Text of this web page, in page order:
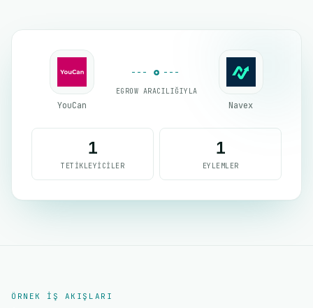
YouCan
EGROW ARACILIĞIYLA
Navex
1
TETIKLEYICILER
1
EYLEMLER
ÖRNEK IŞ AKIŞLARI